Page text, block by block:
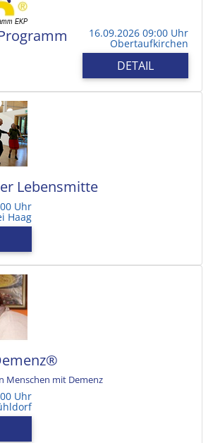
16.09.2026 09:00 Uhr
Obertaufkirchen
DETAIL
Lebensmitte
Uhr
Haag
Menschen mit Demenz
Uhr